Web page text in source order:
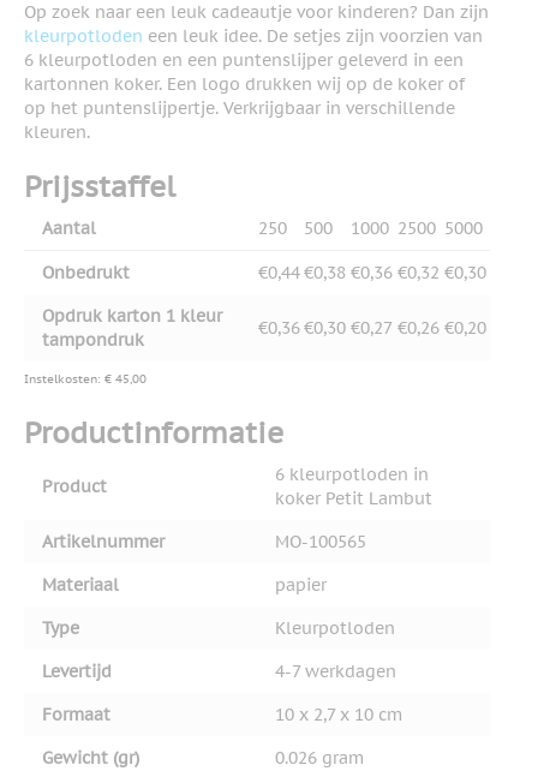
Op zoek naar een leuk cadeautje voor kinderen? Dan zijn
kleurpotloden een leuk idee. De setjes zijn voorzien van
6 kleurpotloden en een puntenslijper geleverd in een
kartonnen koker. Een logo drukken wij op de koker of
op het puntenslijpertje. Verkrijgbaar in verschillende
kleuren.
Prijsstaffel
Aantal 250 500 1000 2500 5000
Onbedrukt €0,44€0,38 €0,36 €0,32 €0,30
Opdruk karton 1 kleur
tampondruk
€0,36€0,30 €0,27 €0,26 €0,20
Instelkosten: € 45,00
Productinformatie
Product
6 kleurpotloden in
koker Petit Lambut
Artikelnummer
MO-100565
Materiaal
papier
Type
Kleurpotloden
Levertijd
4-7 werkdagen
Formaat
10 x 2,7 x 10 cm
Gewicht (gr)
0.026 gram